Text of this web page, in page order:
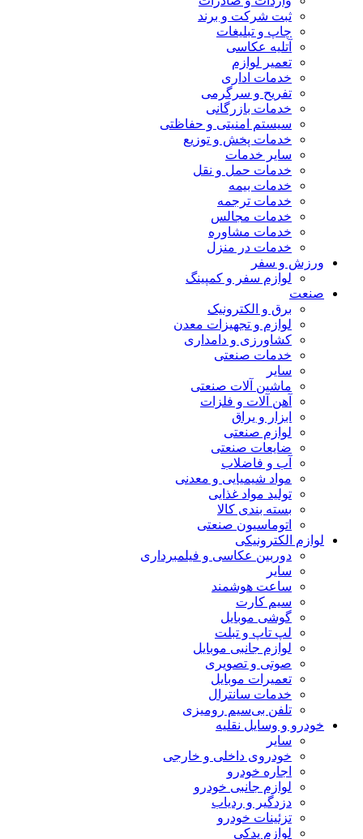
ثبت شرکت و برند
چاپ و تبلیغات
آتلیه عکاسی
تعمیر لوازم
خدمات اداری
تفریح و سرگرمی
خدمات بازرگانی
سیستم امنیتی و حفاظتی
خدمات پخش و توزیع
سایر خدمات
خدمات حمل و نقل
خدمات بیمه
خدمات ترجمه
خدمات مجالس
خدمات مشاوره
خدمات در منزل
ورزش و سفر
لوازم سفر و کمپینگ
صنعت
برق و الکترونیک
لوازم و تجهیزات معدن
کشاورزی و دامداری
خدمات صنعتی
سایر
ماشین آلات صنعتی
آهن آلات و فلزات
ابزار و یراق
لوازم صنعتی
ضایعات صنعتی
آب و فاضلاب
مواد شیمیایی و معدنی
تولید مواد غذایی
بسته بندی کالا
اتوماسیون صنعتی
لوازم الکترونیکی
دوربین عکاسی و فیلمبرداری
سایر
ساعت هوشمند
سیم کارت
گوشی موبایل
لپ تاپ و تبلت
لوازم جانبی موبایل
صوتی و تصویری
تعمیرات موبایل
خدمات سانترال
تلفن بی‌سیم رومیزی
خودرو و وسایل نقلیه
سایر
خودروی داخلی و خارجی
اجاره خودرو
لوازم جانبی خودرو
دزدگیر و ردیاب
تزئینات خودرو
لوازم یدکی